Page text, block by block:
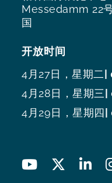
Messedamm 22
国
开放时间
4月27日，星期二
4月28日，星期三
4月29日，星期四